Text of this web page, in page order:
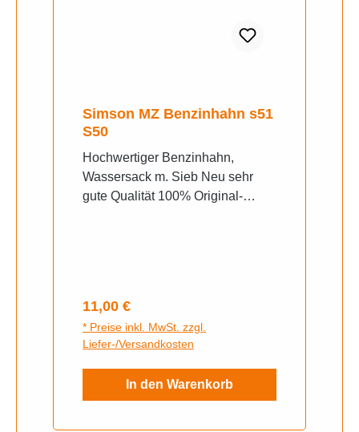
Simson MZ Benzinhahn s51
S50
Hochwertiger Benzinhahn,
Wassersack m. Sieb Neu sehr
gute Qualität 100% Original-
falls technisch notwendig, durch
Pappröhrchen geschützteinzeln
verpackt in EHR-
Verschlussbeutelund Karton
Regulärer Preis:
11,00 €
* Preise inkl. MwSt. zzgl.
Liefer-/Versandkosten
In den Warenkorb